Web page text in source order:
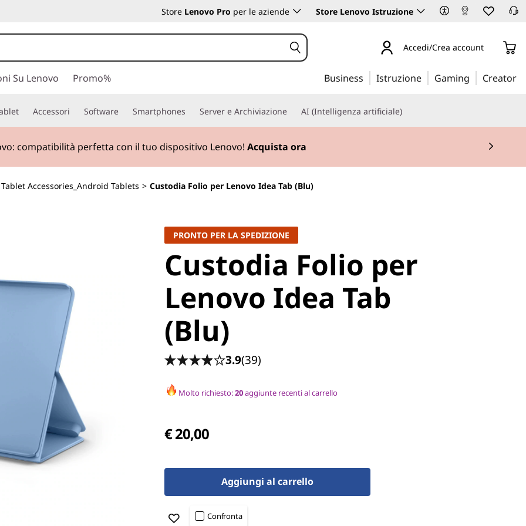
Store Lenovo Pro per le aziende Store Lenovo Istruzione
Accedi/Crea account
Su Lenovo Promo% Business Istruzione Gaming Creator
Accessori Software Smartphones Server e Archiviazione AI (Intelligenza artificiale)
compatibilità perfetta con il tuo dispositivo Lenovo! Acquista ora
Tablet Accessories_Android Tablets > Custodia Folio per Lenovo Idea Tab (Blu)
PRONTO PER LA SPEDIZIONE
Custodia Folio per
Lenovo Idea Tab
(Blu)
3.9(39)
Molto richiesto:20aggiunte recenti al carrello
€ 20,00
Aggiungi al carrello
Confronta